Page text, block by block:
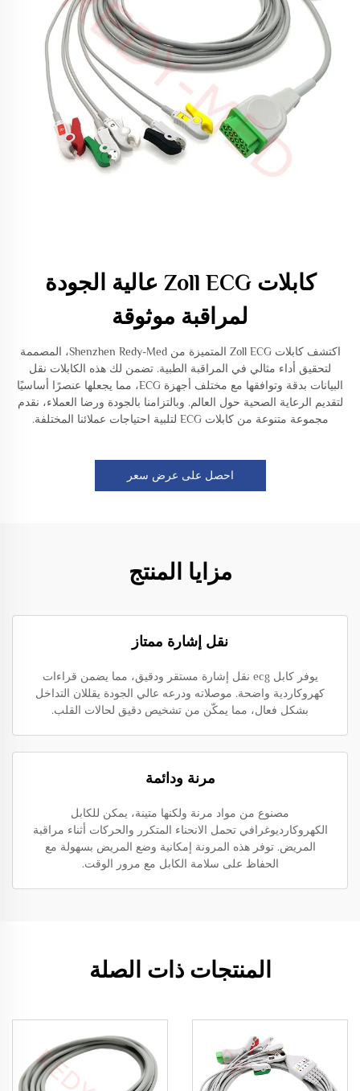
كابلات Zoll ECG عالية الجودة
لمراقبة موثوقة
اكتشف كابلات Zoll ECG المتميزة من Shenzhen Redy-Med، المصممة
لتحقيق أداء مثالي في المراقبة الطبية. تضمن لك هذه الكابلات نقل
البيانات بدقة وتوافقها مع مختلف أجهزة ECG، مما يجعلها عنصرًا أساسيًا
لتقديم الرعاية الصحية حول العالم. وبالتزامنا بالجودة ورضا العملاء، نقدم
مجموعة متنوعة من كابلات ECG لتلبية احتياجات عملائنا المختلفة.
احصل على عرض سعر
مزايا المنتج
نقل إشارة ممتاز
يوفر كابل ecg نقل إشارة مستقر ودقيق، مما يضمن قراءات
كهروكاردية واضحة. موصلاته ودرعه عالي الجودة يقللان التداخل
بشكل فعال، مما يمكّن من تشخيص دقيق لحالات القلب.
مرنة ودائمة
مصنوع من مواد مرنة ولكنها متينة، يمكن للكابل
الكهروكارديوغرافي تحمل الانحناء المتكرر والحركات أثناء مراقبة
المريض. توفر هذه المرونة إمكانية وضع المريض بسهولة مع
الحفاظ على سلامة الكابل مع مرور الوقت.
المنتجات ذات الصلة